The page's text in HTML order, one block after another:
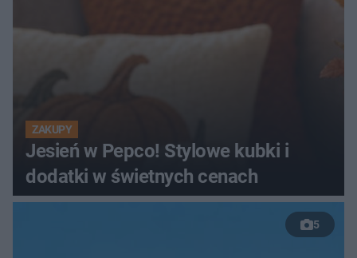
ZAKUPY
Jesień w Pepco! Stylowe kubki i
dodatki w świetnych cenach
5